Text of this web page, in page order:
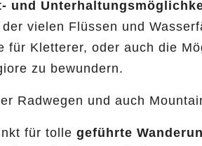
und
vielen Flüssen und
Kletterer, oder auch die
zu bewundern.
Radwegen und auch
für tolle geführte